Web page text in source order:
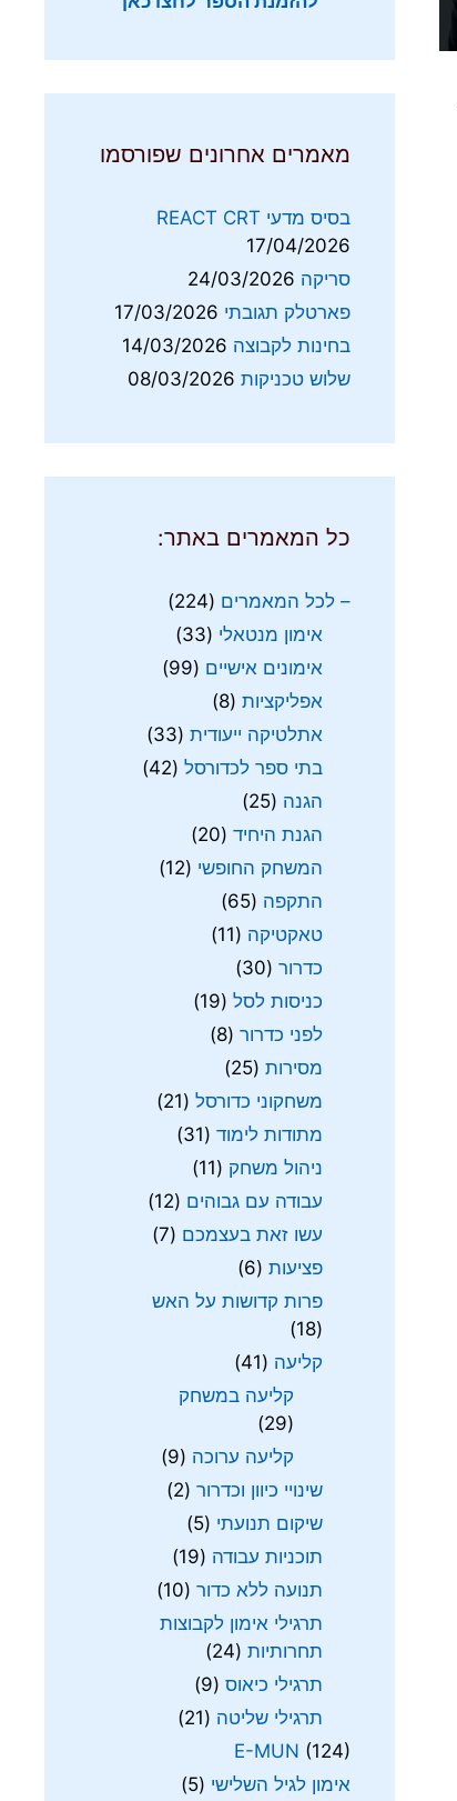
מאמרים אחרונים שפורסמו
בסיס מדעי REACT CRT
17/04/2026
סריקה 24/03/2026
פארטלק תגובתי 17/03/2026
בחינות לקבוצה 14/03/2026
שלוש טכניקות 08/03/2026
כל המאמרים באתר:
– לכל המאמרים (224)
אימון מנטאלי (33)
אימונים אישיים (99)
אפליקציות (8)
אתלטיקה ייעודית (33)
בתי ספר לכדורסל (42)
הגנה (25)
הגנת היחיד (20)
המשחק החופשי (12)
התקפה (65)
טאקטיקה (11)
כדרור (30)
כניסות לסל (19)
לפני כדרור (8)
מסירות (25)
משחקוני כדורסל (21)
מתודות לימוד (31)
ניהול משחק (11)
עבודה עם גבוהים (12)
עשו זאת בעצמכם (7)
פציעות (6)
פרות קדושות על האש
(18)
קליעה (41)
קליעה במשחק
(29)
קליעה ערוכה (9)
שינויי כיוון וכדרור (2)
שיקום תנועתי (5)
תוכניות עבודה (19)
תנועה ללא כדור (10)
תרגילי אימון לקבוצות
תחרותיות (24)
תרגילי כיאוס (9)
תרגילי שליטה (21)
E-MUN (124)
אימון לגיל השלישי (5)